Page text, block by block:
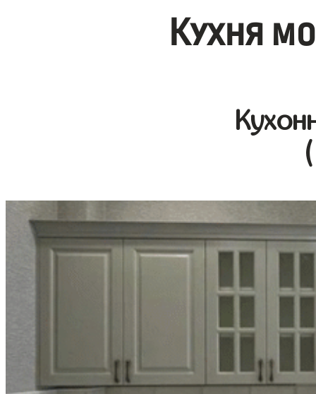
Кухня